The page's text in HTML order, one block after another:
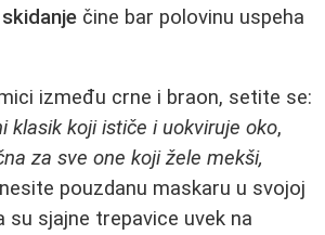
čine bar polovinu uspeha
između crne i braon, setite se:
klasik koji ističe i uokviruje oko,
za sve one koji žele mekši,
pouzdanu maskaru u svojoj
su sjajne trepavice uvek na